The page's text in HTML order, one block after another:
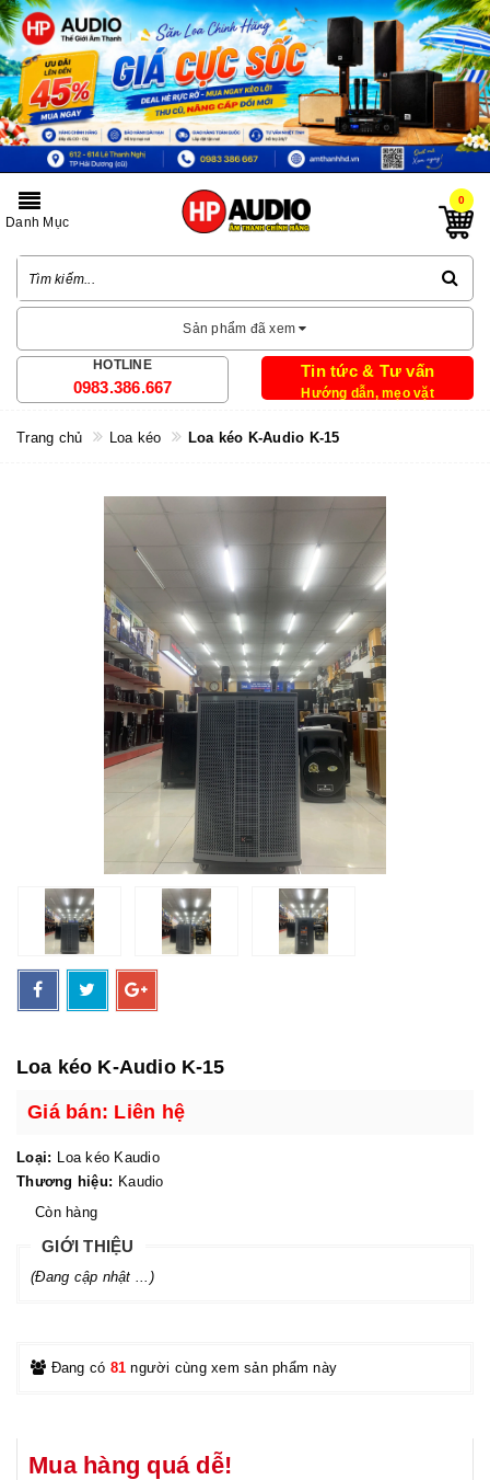
0
Danh Mục
Sản phẩm đã xem
HOTLINE
0983.386.667
Tin tức & Tư vấn
Hướng dẫn, mẹo vặt
Trang chủ Loa kéo Loa kéo K-Audio K-15
Loa kéo K-Audio K-15
Giá bán: Liên hệ
Loại:
Loa kéo Kaudio
Thương hiệu: Kaudio
Còn hàng
GIỚI THIỆU
(Đang cập nhật ...)
Đang có 81 người cùng xem sản phẩm này
Mua hàng quá dễ!